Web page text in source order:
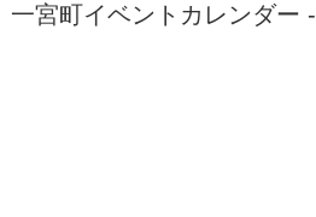
一宮町イベントカレンダー -